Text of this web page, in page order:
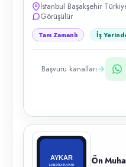
İstanbul Başakşehir
Görüşülür
Tam Zamanlı İş
Başvuru kanalları
Ön